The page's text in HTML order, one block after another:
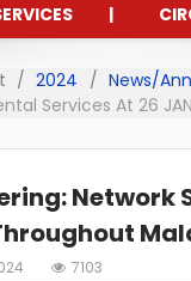
2024
News/
Services At 26
Network
7103